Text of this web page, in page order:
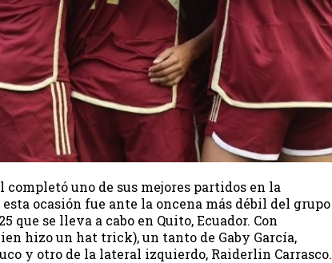
uno de sus mejores partidos en la
ocasión fue ante la oncena más débil del grupo
que se lleva a cabo en Quito, Ecuador. Con
hizo un hat trick), un tanto de Gaby García,
y otro de la lateral izquierdo, Raiderlin Carrasco.